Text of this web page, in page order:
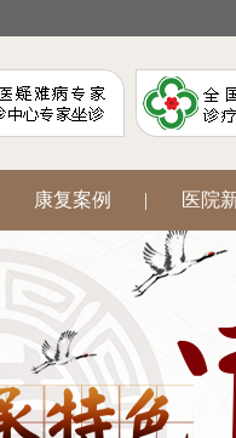
康复案例 | 医院
中医妇科 | 网上挂